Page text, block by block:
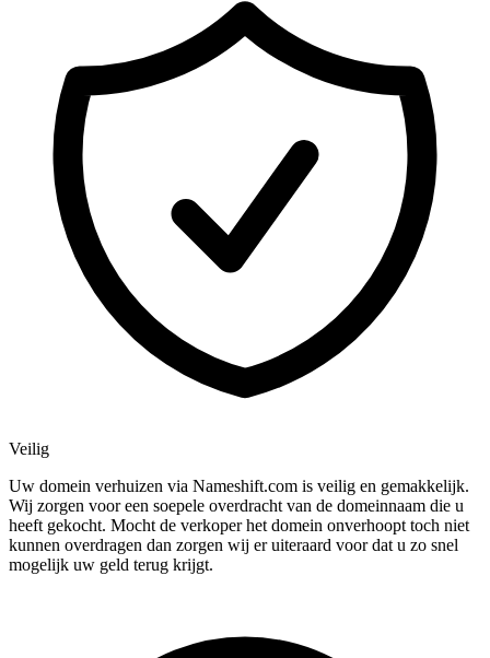
Veilig
Uw domein verhuizen via Nameshift.com is veilig en gemakkelijk.
Wij zorgen voor een soepele overdracht van de domeinnaam die u
heeft gekocht. Mocht de verkoper het domein onverhoopt toch niet
kunnen overdragen dan zorgen wij er uiteraard voor dat u zo snel
mogelijk uw geld terug krijgt.